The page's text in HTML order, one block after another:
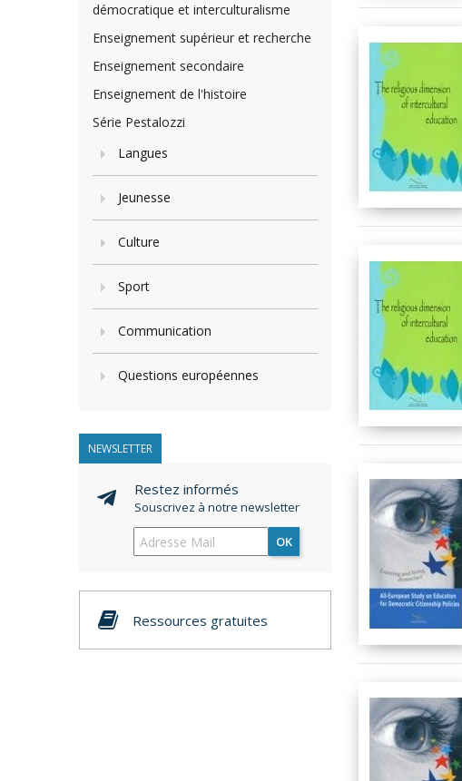
démocratique et interculturalisme
Enseignement supérieur et recherche
Enseignement secondaire
Enseignement de l'histoire
Série Pestalozzi
Langues
Jeunesse
Culture
Sport
Communication
Questions européennes
NEWSLETTER
Restez informés
Souscrivez à notre newsletter
OK
Ressources gratuites